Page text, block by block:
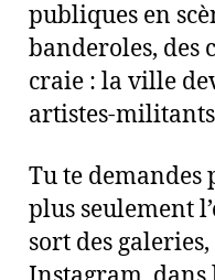
publiques en
banderoles, des
craie : la ville
artistes-
Tu te demandes
plus seulement
sort des